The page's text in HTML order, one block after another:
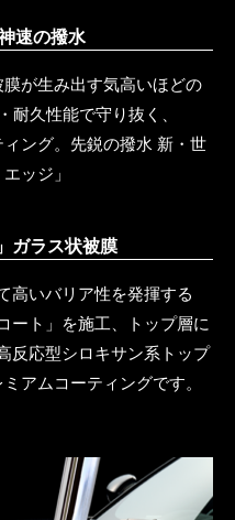
速の撥水
が生み出す気高いほどの
耐久性能で守り抜く、
ング。先鋭の撥水 新・世
ッジ」
ガラス状被膜
高いバリア性を発揮する
ート」を施工、トップ層に
反応型シロキサン系トップ
アムコーティングです。